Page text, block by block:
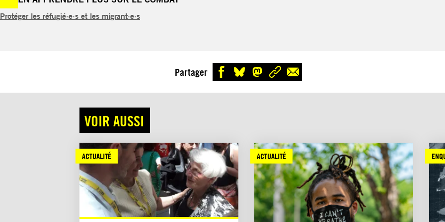
Protéger les réfugié·e·s et les migrant·e·s
Partager
VOIR AUSSI
ACTUALITÉ ACTUALITÉ